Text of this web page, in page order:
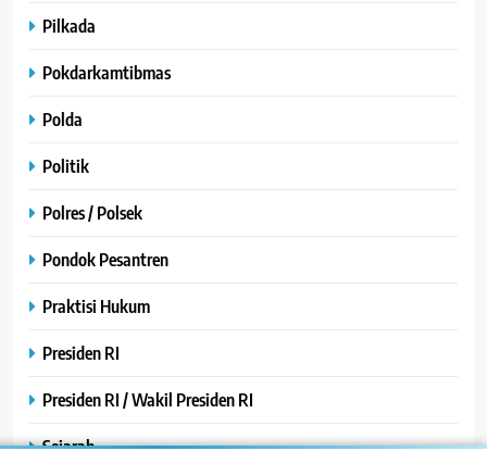
Pilkada
Pokdarkamtibmas
Polda
Politik
Polres / Polsek
Pondok Pesantren
Praktisi Hukum
Presiden RI
Presiden RI / Wakil Presiden RI
Sejarah